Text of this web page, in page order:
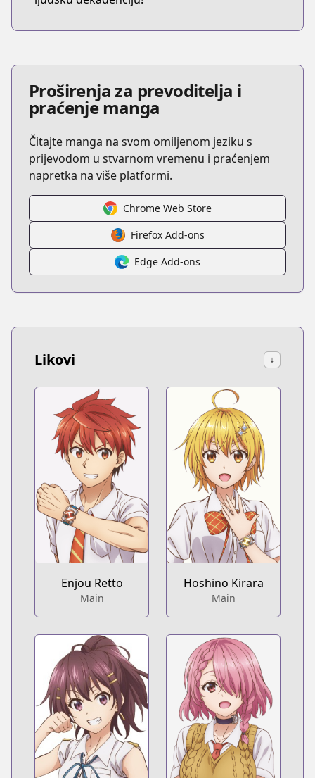
Proširenja za prevoditelja i
praćenje manga
Čitajte manga na svom omiljenom jeziku s
prijevodom u stvarnom vremenu i praćenjem
napretka na više platformi.
Chrome Web Store
Firefox Add-ons
Edge Add-ons
Likovi ↓
Enjou Retto
Main
Hoshino Kirara
Main